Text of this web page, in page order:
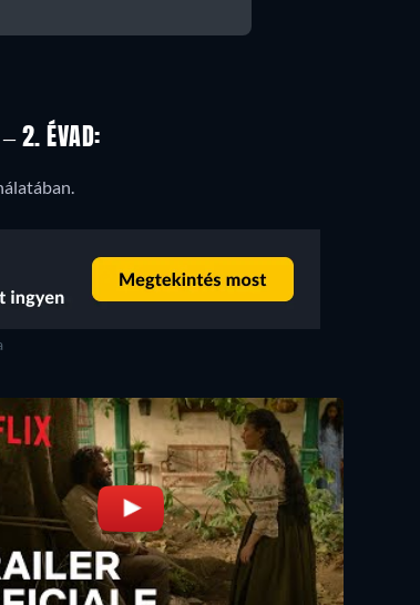
– 2. ÉVAD: